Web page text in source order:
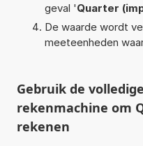
geval 'Quarter
De waarde wordt
meeteenheden
Gebruik de
rekenmachine om
rekenen